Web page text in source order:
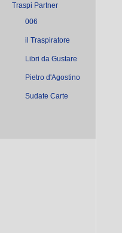
Traspi Partner
006
il Traspiratore
Libri da Gustare
Pietro d'Agostino
Sudate Carte